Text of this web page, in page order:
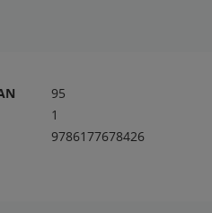
95
1
9786177678426